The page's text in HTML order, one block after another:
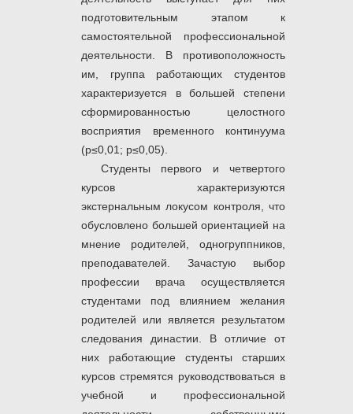
подготовительным этапом к
самостоятельной профессиональной
деятельности. В противоположность
им, группа работающих студентов
характеризуется в большей степени
сформированностью целостного
восприятия временного континуума
(р≤0,01; р≤0,05).
Студенты первого и четвертого
курсов характеризуются
экстернальным локусом контроля, что
обусловлено большей ориентацией на
мнение родителей, одногруппников,
преподавателей. Зачастую выбор
профессии врача осуществляется
студентами под влиянием желания
родителей или является результатом
следования династии. В отличие от
них работающие студенты старших
курсов стремятся руководствоваться в
учебной и профессиональной